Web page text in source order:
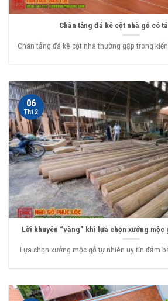
Chân tảng đá kê cột nhà gỗ có
Chân tảng đá kê cột nhà thường gặp trong kiến
Lời khuyên “vàng” khi lựa chọn xưởng mộc
Lựa chọn xưởng mộc gỗ tự nhiên uy tín đảm
06
Th12